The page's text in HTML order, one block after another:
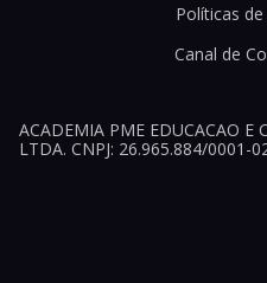
Políticas
Canal de
ACADEMIA PME EDUCACAO E
LTDA. CNPJ: 26.965.884/0001-